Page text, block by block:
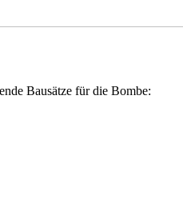
Bausätze für die Bombe: